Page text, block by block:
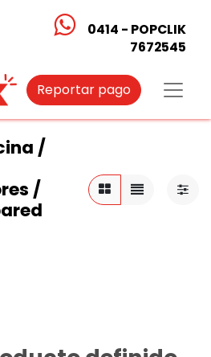
0414 - POPCLIK
7672545
Reportar pago
/
/